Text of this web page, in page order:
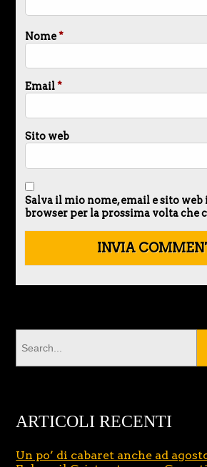
Nome*
Email*
Sito web
Salva il mio nome, email e sito web
browser per la prossima volta che
ARTICOLI RECENTI
Un po’ di cabaret anche ad